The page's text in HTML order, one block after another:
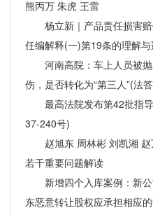
熊丙万 朱虎 王雷
杨立新｜产品责任损害赔
任编解释(一)第19条的理解与
河南高院：车上人员被抛
伤，是否转化为“第三人”(法
最高法院发布第42批指导
37-240号)
赵旭东 周林彬 刘凯湘 赵
若干重要问题解读
新增四个入库案例：新公
东恶意转让股权应承担相应